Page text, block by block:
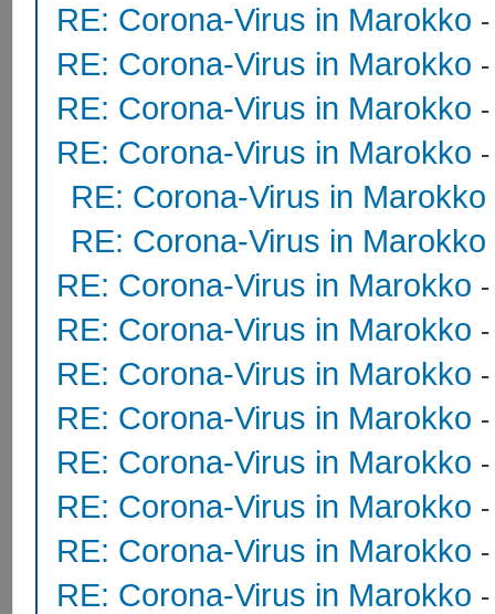
RE: Corona-Virus in Marokko
RE: Corona-Virus in Marokko
RE: Corona-Virus in Marokko
RE: Corona-Virus in Marokko
RE: Corona-Virus in Marokko
RE: Corona-Virus in Marokko
RE: Corona-Virus in Marokko
RE: Corona-Virus in Marokko
RE: Corona-Virus in Marokko
RE: Corona-Virus in Marokko
RE: Corona-Virus in Marokko
RE: Corona-Virus in Marokko
RE: Corona-Virus in Marokko
RE: Corona-Virus in Marokko